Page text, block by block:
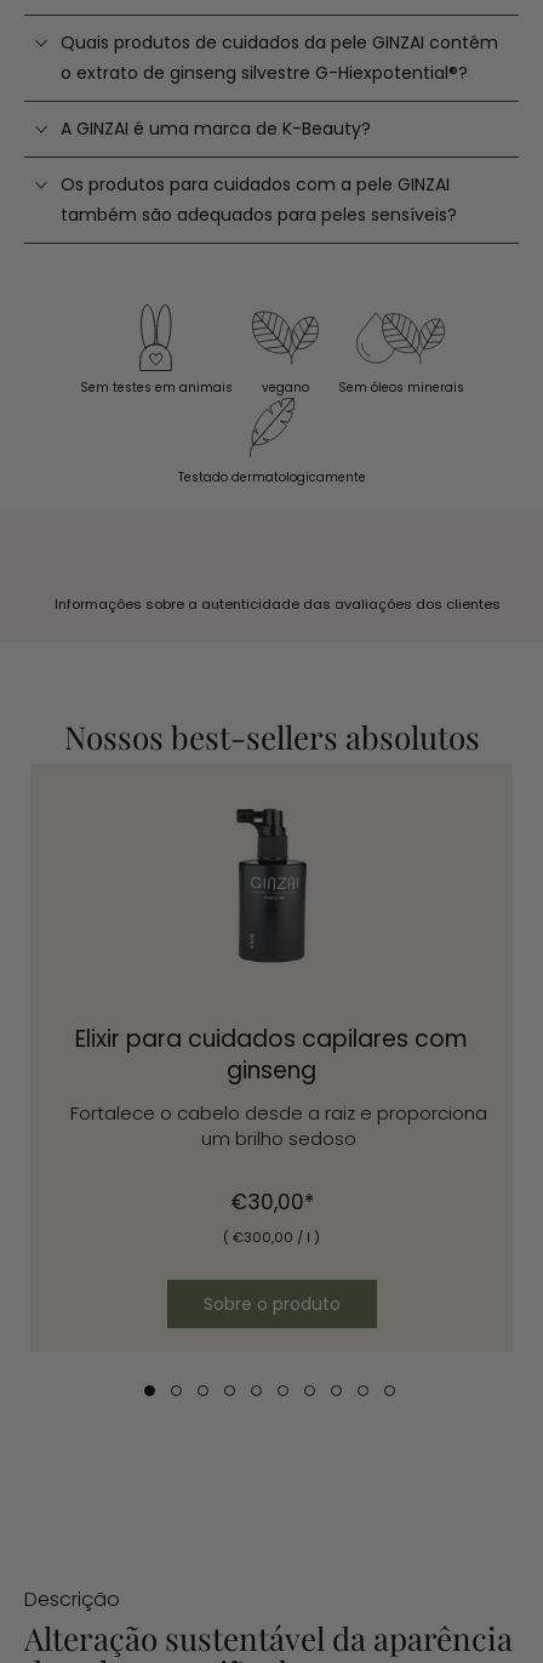
Quais produtos de cuidados da pele GINZAI contêm
o extrato de ginseng silvestre G-Hiexpotential®?
A GINZAI é uma marca de K-Beauty?
Os produtos para cuidados com a pele GINZAI
também são adequados para peles sensíveis?
Sem testes em animais vegano Sem óleos minerais
Testado dermatologicamente
Informações sobre a autenticidade das avaliações dos clientes
Nossos best-sellers absolutos
Elixir para cuidados capilares com
ginseng
Fortalece o cabelo desde a raiz e proporciona
um brilho sedoso
Preço
normal
€30,00*
( €300,00 / l )
Sobre o produto
Descrição
Alteração sustentável da aparência